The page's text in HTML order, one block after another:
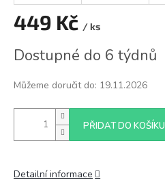
449 Kč / ks
cena:
Dostupné do 6 týdnů
Můžeme doručit do: 19.11.2026
PŘIDAT DO KOŠÍKU
Detailní informace